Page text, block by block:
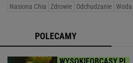
Nasiona Chia Zdrowie Odchudzanie Woda
POLECAMY